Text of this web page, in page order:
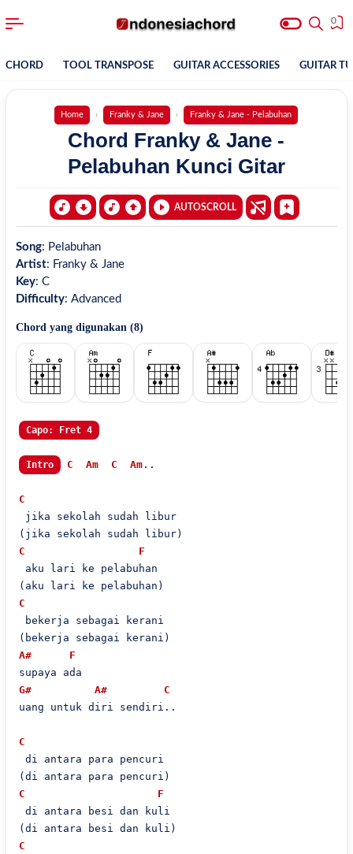
0
CHORD TOOL TRANSPOSE GUITAR ACCESSORIES GUITAR
Home Franky & Jane Franky & Jane - Pelabuhan
Chord Franky & Jane -
Pelabuhan Kunci Gitar
AUTOSCROLL
Song: Pelabuhan
Artist: Franky & Jane
Key: C
Difficulty: Advanced
Chord yang digunakan (8)
Capo: Fret 4
Intro C Am C Am..
C
jika sekolah sudah libur
C
F
aku lari ke pelabuhan
C
bekerja sebagai kerani
A#
F
G#
A#
C
uang untuk diri sendiri..
C
di antara para pencuri
C
F
di antara besi dan kuli
C